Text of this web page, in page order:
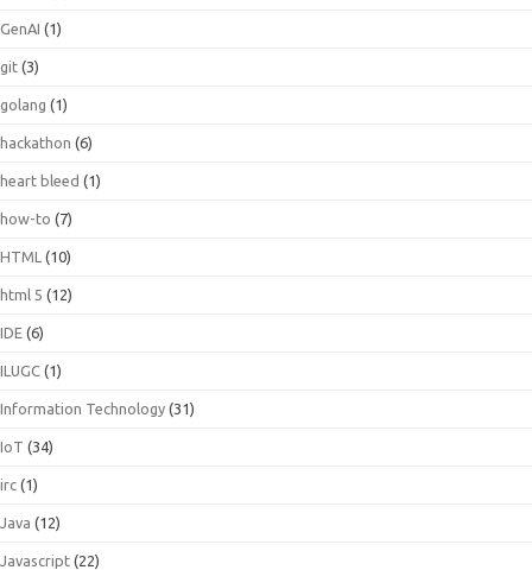
GenAI (1)
git (3)
golang (1)
hackathon (6)
heart bleed (1)
how-to (7)
HTML (10)
html 5 (12)
IDE (6)
ILUGC (1)
Information Technology (31)
IoT (34)
irc (1)
Java (12)
Javascript (22)